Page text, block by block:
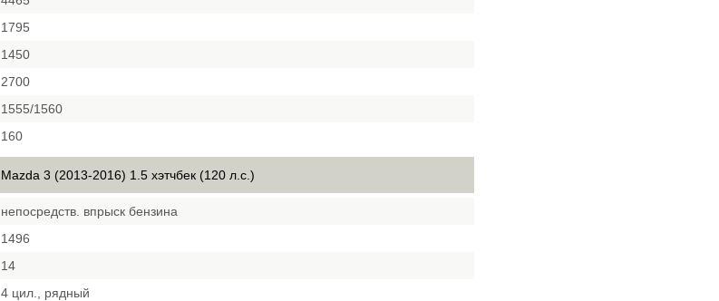
1795
1450
2700
1555/1560
160
Mazda 3 (2013-2016) 1.5 хэтчбек (120 л.с.)
непосредств. впрыск бензина
1496
14
4 цил., рядный